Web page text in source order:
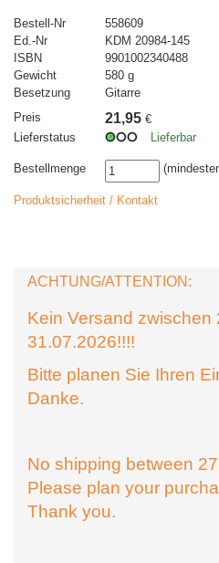
Bestell-Nr
558609
Ed.-Nr
KDM 20984-145
ISBN
9901002340488
Gewicht
580 g
Besetzung
Gitarre
Preis
21,95 €
Lieferstatus
Lieferbar
Bestellmenge
Produktsicherheit / Kontakt
ACHTUNG/ATTENTION:
Kein Versand zwischen
31.07.2026!!!!
Bitte planen Sie Ihren
Danke.
No shipping between
Please plan your
Thank you.